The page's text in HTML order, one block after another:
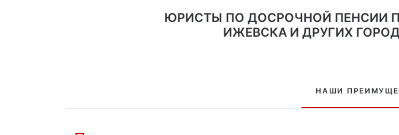
ЮРИСТЫ ПО ДОСРОЧНОЙ ПЕНСИИ
ИЖЕВСКА И ДРУГИХ
НАШИ